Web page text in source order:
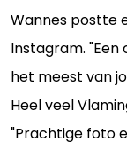
Wannes postte
Instagram. "Een
het meest van
Heel veel
"Prachtige foto